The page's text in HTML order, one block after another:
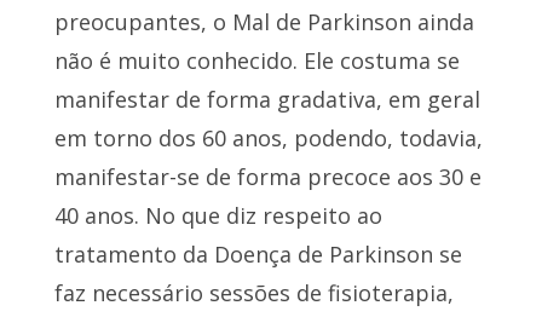
preocupantes, o Mal de Parkinson ainda
não é muito conhecido. Ele costuma se
manifestar de forma gradativa, em geral
em torno dos 60 anos, podendo, todavia,
manifestar-se de forma precoce aos 30 e
40 anos. No que diz respeito ao
tratamento da Doença de Parkinson se
faz necessário sessões de fisioterapia,